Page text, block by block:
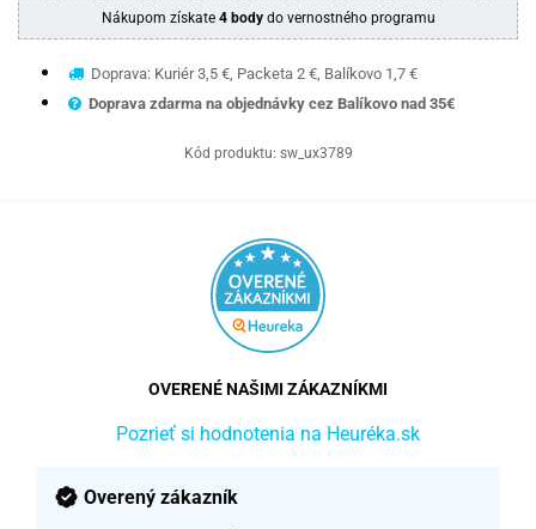
Nákupom získate 4 bodydo vernostného programu
Doprava: Kuriér 3,5 €, Packeta 2 €, Balíkovo 1,7 €
Doprava zdarma na objednávky cez Balíkovo nad 35€
Kód produktu: sw_ux3789
OVERENÉ NAŠIMI ZÁKAZNÍKMI
Pozrieť si hodnotenia na Heuréka.sk
Overený zákazník